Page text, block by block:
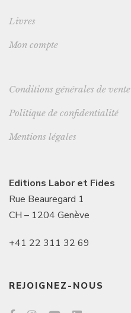
Livres
Mon compte
Conditions générales de vente
Politique de confidentialité
Mentions légales
Editions Labor et Fides
Rue Beauregard 1
CH – 1204 Genève
+41 22 311 32 69
REJOIGNEZ-NOUS